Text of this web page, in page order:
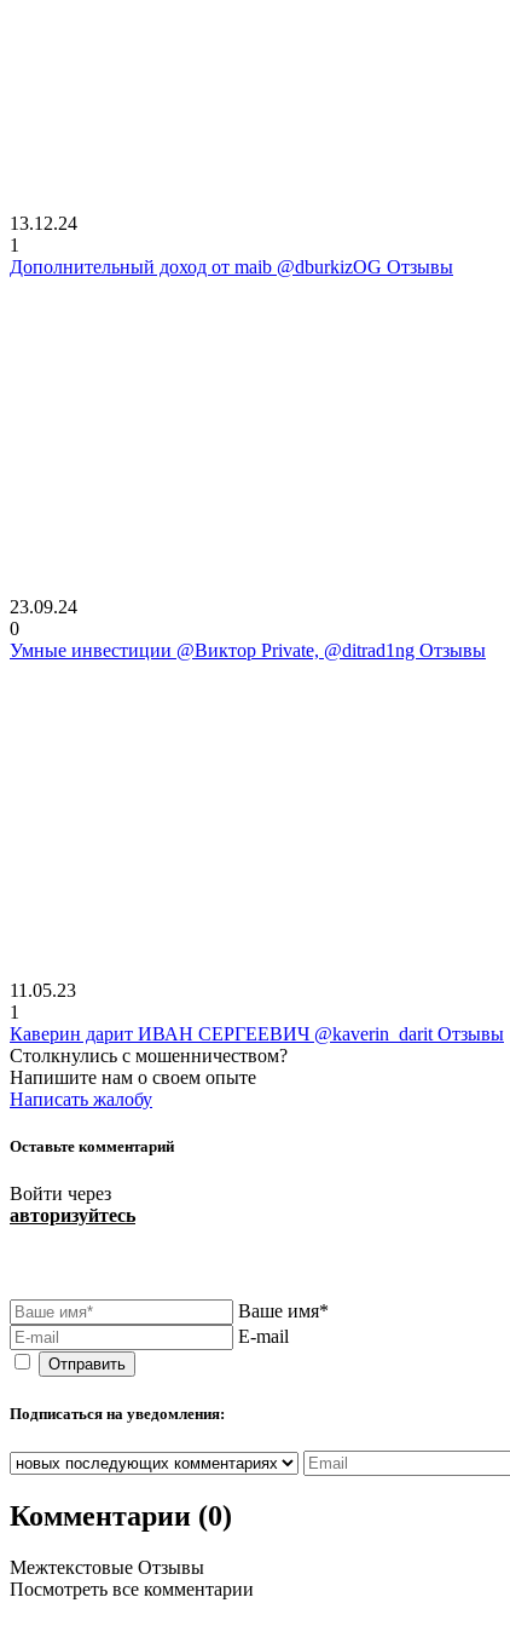
13.12.24
1
Дополнительный доход от maib @dburkizOG Отзывы
23.09.24
0
Умные инвестиции @Виктор Private, @ditrad1ng Отзывы
11.05.23
1
Каверин дарит ИВАН СЕРГЕЕВИЧ @kaverin_darit Отзывы
Столкнулись с мошенничеством?
Напишите нам о своем опыте
Написать жалобу
Оставьте комментарий
Войти через
авторизуйтесь
Ваше имя*
E-mail
Подписаться на уведомления:
Комментарии (0)
Межтекстовые Отзывы
Посмотреть все комментарии